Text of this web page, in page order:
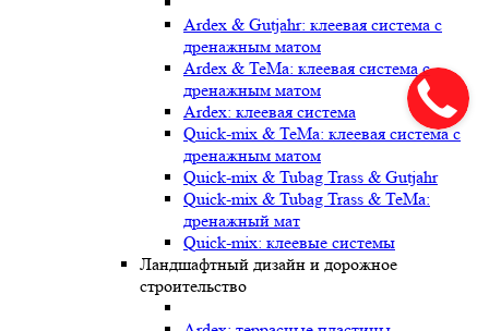
Ardex & Gutjahr: клеевая система с
дренажным матом
Ardex & TeMa: клеевая система с
дренажным матом
Ardex: клеевая система
Quick-mix & TeMa: клеевая система с
дренажным матом
Quick-mix & Tubag Trass & Gutjahr
Quick-mix & Tubag Trass & TeMa:
дренажный мат
Quick-mix: клеевые системы
Ландшафтный дизайн и дорожное
строительство